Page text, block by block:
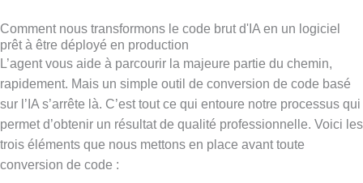
Comment nous transformons le code brut d'IA en un logiciel
prêt à être déployé en production
L’agent vous aide à parcourir la majeure partie du chemin,
rapidement. Mais un simple outil de conversion de code basé
sur l’IA s’arrête là. C’est tout ce qui entoure notre processus qui
permet d’obtenir un résultat de qualité professionnelle. Voici les
trois éléments que nous mettons en place avant toute
conversion de code :